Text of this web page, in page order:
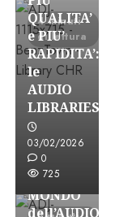
4 minuti
di lettura
QUALITA’
e PIU’
RAPIDITA’:
le
AUDIO
LIBRARIES
03/02/2026
0
725
Partnership
VISION
BROADCAST,
ESPLORARE
il
MONDO
dell’AUDIO